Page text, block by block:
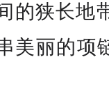
的狭长地
美丽的项